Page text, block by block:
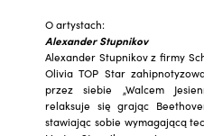
O artystach:
Alexander Stupnikov
Alexander Stupnikov z firmy
Olivia TOP Star
przez siebie „Walcem
relaksuje się grając
stawiając sobie wymagającą